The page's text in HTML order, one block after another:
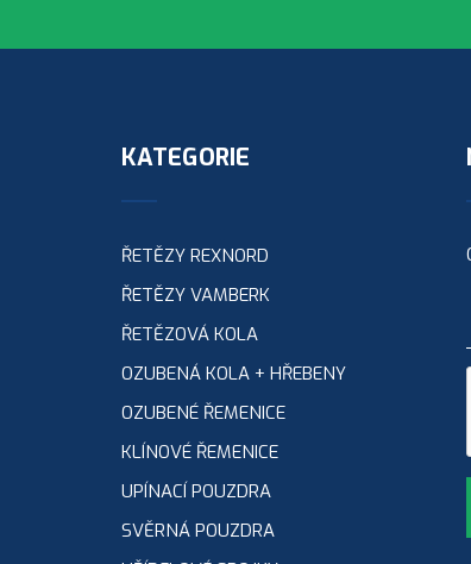
KATEGORIE
ŘETĚZY REXNORD
ŘETĚZY VAMBERK
ŘETĚZOVÁ KOLA
OZUBENÁ KOLA + HŘEBENY
OZUBENÉ ŘEMENICE
KLÍNOVÉ ŘEMENICE
UPÍNACÍ POUZDRA
SVĚRNÁ POUZDRA